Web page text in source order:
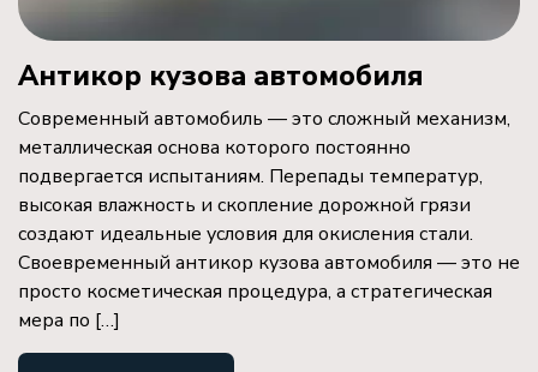
Антикор кузова автомобиля
Современный автомобиль — это сложный механизм,
металлическая основа которого постоянно
подвергается испытаниям. Перепады температур,
высокая влажность и скопление дорожной грязи
создают идеальные условия для окисления стали.
Своевременный антикор кузова автомобиля — это не
просто косметическая процедура, а стратегическая
мера по […]